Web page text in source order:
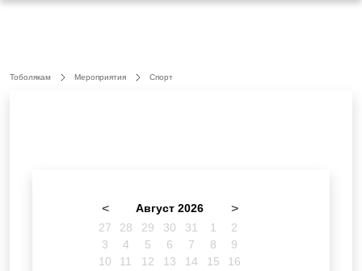
Тоболякам Мероприятия Спорт
< Август 2026 >
27 28 29 30 31 1
2
3
4 5 6 7 8
9
10
11 12 13 14 15
16